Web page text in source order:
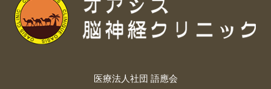
医療法人社団 語應会